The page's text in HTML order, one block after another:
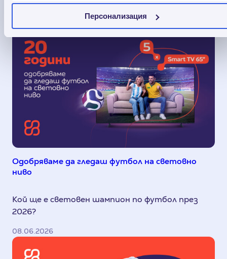
Персонализация
Одобряваме да гледаш футбол на световно
ниво
Кой ще е световен шампион по футбол през
2026?
08.06.2026